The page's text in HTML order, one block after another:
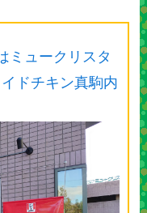
ミュークリスタ
ドチキン真駒内